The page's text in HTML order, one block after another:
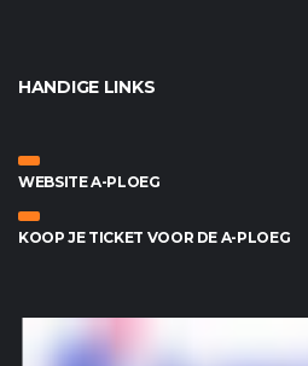
HANDIGE LINKS
WEBSITE A-PLOEG
KOOP JE TICKET VOOR DE A-PLOEG